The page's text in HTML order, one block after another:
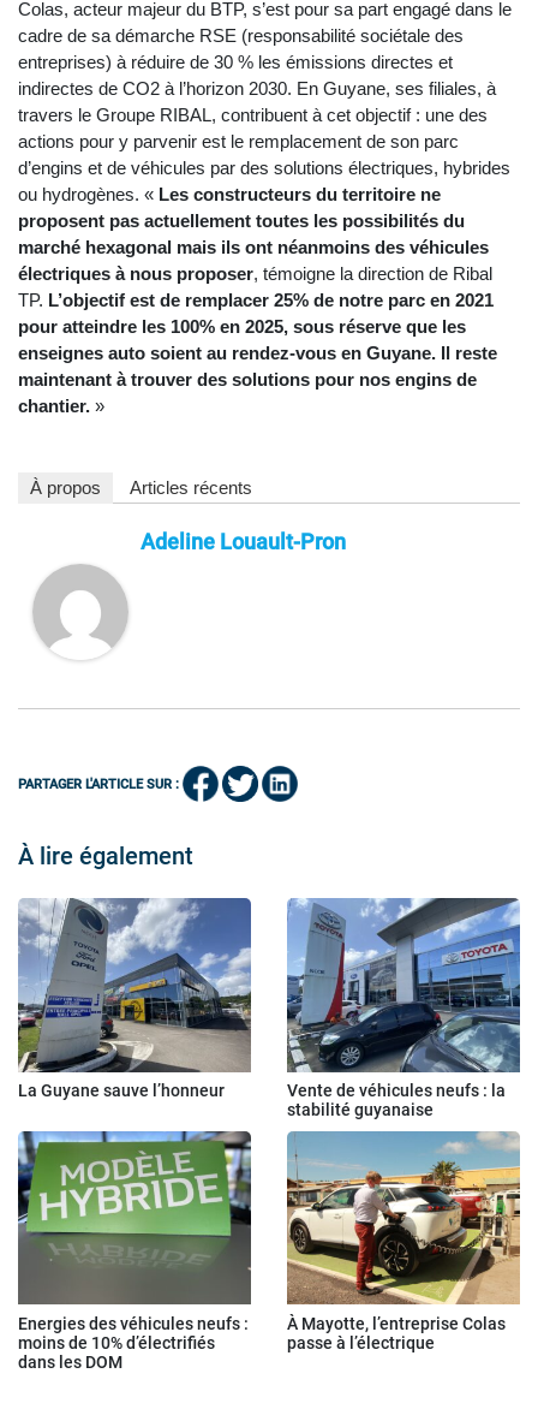
Colas, acteur majeur du BTP, s’est pour sa part engagé dans le
cadre de sa démarche RSE (responsabilité sociétale des
entreprises) à réduire de 30 % les émissions directes et
indirectes de CO2 à l’horizon 2030. En Guyane, ses filiales, à
travers le Groupe RIBAL, contribuent à cet objectif : une des
actions pour y parvenir est le remplacement de son parc
d’engins et de véhicules par des solutions électriques, hybrides
ou hydrogènes. « Les constructeurs du territoire ne
proposent pas actuellement toutes les possibilités du
marché hexagonal mais ils ont néanmoins des véhicules
électriques à nous proposer, témoigne la direction de Ribal
TP. L’objectif est de remplacer 25% de notre parc en 2021
pour atteindre les 100% en 2025, sous réserve que les
enseignes auto soient au rendez-vous en Guyane. Il reste
maintenant à trouver des solutions pour nos engins de
chantier. »
À propos Articles récents
Adeline Louault-Pron
PARTAGER L'ARTICLE SUR :
À lire également
La Guyane sauve l’honneur
Vente de véhicules neufs : la
stabilité guyanaise
Energies des véhicules neufs :
moins de 10% d’électrifiés
dans les DOM
À Mayotte, l’entreprise Colas
passe à l’électrique